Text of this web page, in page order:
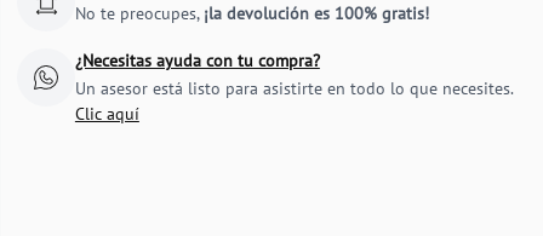
No te preocupes, ¡la devolución es 100% gratis!
¿Necesitas ayuda con tu compra?
Un asesor está listo para asistirte en todo lo que necesites.
Clic aquí